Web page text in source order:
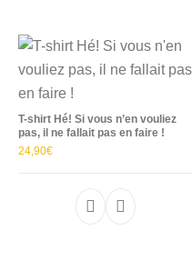
T-shirt Hé! Si vous n’en vouliez
pas, il ne fallait pas en faire !
24,90€
Ce produit